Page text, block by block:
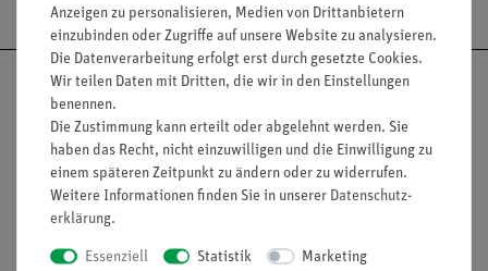
Nach oben
Informationen Service
Anzeigen zu personalisieren, Medien von Drittanbietern
einzubinden oder Zugriffe auf unsere Website zu analysieren.
Die Datenverarbeitung erfolgt erst durch gesetzte Cookies.
Wir teilen Daten mit Dritten, die wir in den Einstellungen
benennen.
Die Zustimmung kann erteilt oder abgelehnt werden. Sie
haben das Recht, nicht einzuwilligen und die Einwilligung zu
einem späteren Zeitpunkt zu ändern oder zu widerrufen.
Weitere Informationen finden Sie in unserer Daten­schutz­
erklärung.
Essenziell Statistik Marketing